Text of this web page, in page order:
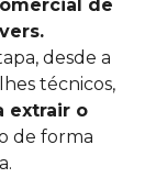
de
desde a
técnicos,
extrair o
de forma